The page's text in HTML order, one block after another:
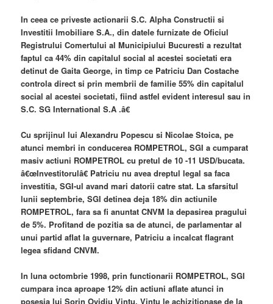
In ceea ce priveste actionarii S.C. Alpha Constructii si
Investitii Imobiliare S.A., din datele furnizate de Oficiul
Registrului Comertului al Municipiului Bucuresti a rezultat
faptul ca 44% din capitalul social al acestei societati era
detinut de Gaita George, in timp ce Patriciu Dan Costache
controla direct si prin membrii de familie 55% din capitalul
social al acestei societati, fiind astfel evident interesul sau in
S.C. SG International S.A .â€
Cu sprijinul lui Alexandru Popescu si Nicolae Stoica, pe
atunci membri in conducerea ROMPETROL, SGI a cumparat
masiv actiuni ROMPETROL cu pretul de 10 -11 USD/bucata.
â€œInvestitorulâ€ Patriciu nu avea dreptul legal sa faca
investitia, SGI-ul avand mari datorii catre stat. La sfarsitul
lunii septembrie, SGI detinea deja 18% din actiunile
ROMPETROL, fara sa fi anuntat CNVM la depasirea pragului
de 5%. Profitand de pozitia sa de atunci, de parlamentar al
unui partid aflat la guvernare, Patriciu a incalcat flagrant
legea sfidand CNVM.
In luna octombrie 1998, prin functionarii ROMPETROL, SGI
cumpara inca aproape 12% din actiuni aflate atunci in
posesia lui Sorin Ovidiu Vintu. Vintu le achizitionase de la